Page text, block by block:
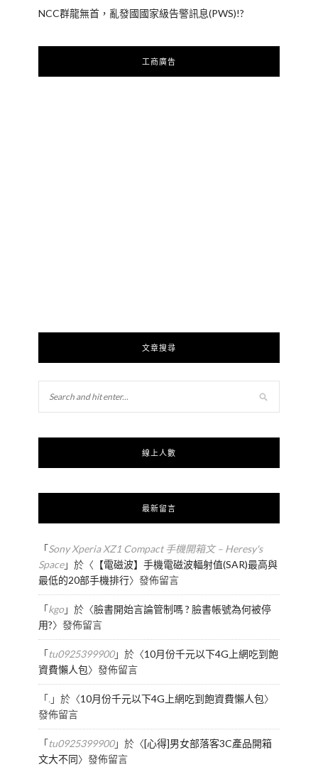
NCC群龍無首，亂發國國家級告警訊息(PWS)!?
工商廣告
文章搜尋
線上人數
最新留言
「Sony Xperia XZ1 Compact 手機開箱文 – Heresy's
Space」於〈 【電磁波】手機電磁波輻射值(SAR)最高與
最低的20部手機排行〉發佈留言
「kgo」於〈臉書開始言論管制嗎 ? 臉書帳號為何被停
用?〉發佈留言
「tu0925399900」於〈10月份千元以下4G上網吃到飽
資費懶人包〉發佈留言
「.」於〈10月份千元以下4G上網吃到飽資費懶人包〉
發佈留言
「tu0925399900」於〈[心得]男女部落客3C產品開箱
文大不同〉發佈留言